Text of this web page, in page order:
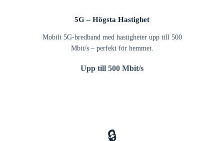
5G – Högsta Hastighet
Mobilt 5G-bredband med hastigheter upp till 500
Mbit/s – perfekt för hemmet.
Upp till 500 Mbit/s
🔒